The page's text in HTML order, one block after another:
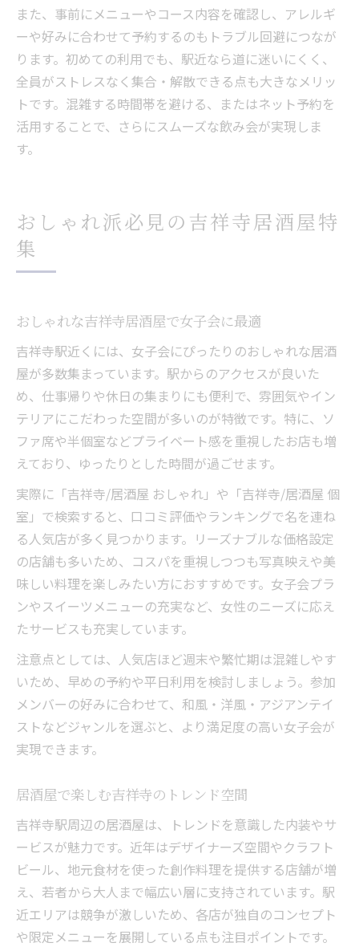
また、事前にメニューやコース内容を確認し、アレルギ
ーや好みに合わせて予約するのもトラブル回避につなが
ります。初めての利用でも、駅近なら道に迷いにくく、
全員がストレスなく集合・解散できる点も大きなメリッ
トです。混雑する時間帯を避ける、またはネット予約を
活用することで、さらにスムーズな飲み会が実現しま
す。
おしゃれ派必見の吉祥寺居酒屋特
集
おしゃれな吉祥寺居酒屋で女子会に最適
吉祥寺駅近くには、女子会にぴったりのおしゃれな居酒
屋が多数集まっています。駅からのアクセスが良いた
め、仕事帰りや休日の集まりにも便利で、雰囲気やイン
テリアにこだわった空間が多いのが特徴です。特に、ソ
ファ席や半個室などプライベート感を重視したお店も増
えており、ゆったりとした時間が過ごせます。
実際に「吉祥寺/居酒屋 おしゃれ」や「吉祥寺/居酒屋 個
室」で検索すると、口コミ評価やランキングで名を連ね
る人気店が多く見つかります。リーズナブルな価格設定
の店舗も多いため、コスパを重視しつつも写真映えや美
味しい料理を楽しみたい方におすすめです。女子会プラ
ンやスイーツメニューの充実など、女性のニーズに応え
たサービスも充実しています。
注意点としては、人気店ほど週末や繁忙期は混雑しやす
いため、早めの予約や平日利用を検討しましょう。参加
メンバーの好みに合わせて、和風・洋風・アジアンテイ
ストなどジャンルを選ぶと、より満足度の高い女子会が
実現できます。
居酒屋で楽しむ吉祥寺のトレンド空間
吉祥寺駅周辺の居酒屋は、トレンドを意識した内装やサ
ービスが魅力です。近年はデザイナーズ空間やクラフト
ビール、地元食材を使った創作料理を提供する店舗が増
え、若者から大人まで幅広い層に支持されています。駅
近エリアは競争が激しいため、各店が独自のコンセプト
や限定メニューを展開している点も注目ポイントです。